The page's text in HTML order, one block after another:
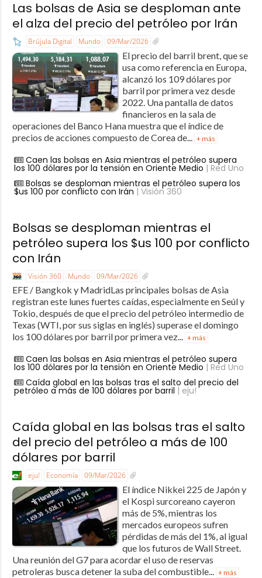
Las bolsas de Asia se desploman ante
el alza del precio del petróleo por Irán
Brújula Digital Mundo 09/Mar/2026
El precio del barril brent, que se
usa como referencia en Europa,
alcanzó los 109 dólares por
barril por primera vez desde
2022. Una pantalla de datos
financieros en la sala de
operaciones del Banco Hana muestra que el índice de
precios de acciones compuesto de Corea de...
+ más
Caen las bolsas en Asia mientras el petróleo supera
los 100 dólares por la tensión en Oriente Medio | Red Uno
Bolsas se desploman mientras el petróleo supera los
$us 100 por conflicto con Irán | Visión 360
Bolsas se desploman mientras el
petróleo supera los $us 100 por conflicto
con Irán
Visión 360 Mundo 09/Mar/2026
EFE / Bangkok y MadridLas principales bolsas de Asia
registran este lunes fuertes caídas, especialmente en Seúl y
Tokio, después de que el precio del petróleo intermedio de
Texas (WTI, por sus siglas en inglés) superase el domingo
los 100 dólares por barril por primera vez... + más
Caen las bolsas en Asia mientras el petróleo supera
los 100 dólares por la tensión en Oriente Medio | Red Uno
Caída global en las bolsas tras el salto del precio del
petróleo a más de 100 dólares por barril | eju!
Caída global en las bolsas tras el salto
del precio del petróleo a más de 100
dólares por barril
eju! Economía 09/Mar/2026
El índice Nikkei 225 de Japón y
el Kospi surcoreano cayeron
más de 5%, mientras los
mercados europeos sufren
pérdidas de más del 1%, al igual
que los futuros de Wall Street.
Una reunión del G7 para acordar el uso de reservas
petroleras busca detener la suba del combustible... + más